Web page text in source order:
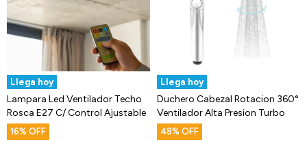
Llega hoy
Lampara Led Ventilador Techo
Rosca E27 C/ Control Ajustable
16
Llega hoy
Duchero Cabezal Rotacion 360°
Ventilador Alta Presion Turbo
48